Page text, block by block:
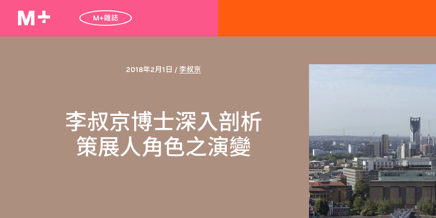
M+雜誌
2018年2月1日 / 李叔京
李叔京博士深入剖析
策展人角色之演變